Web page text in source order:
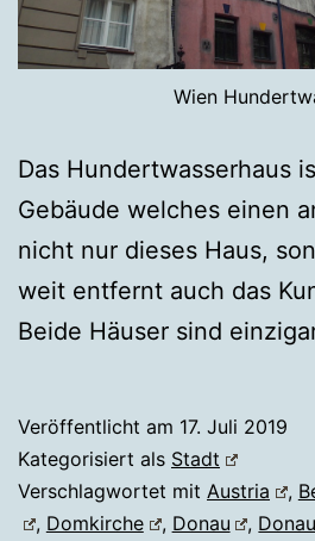
Wien
Das Hundertwasserhaus
Gebäude welches einen
nicht nur dieses Haus,
weit entfernt auch das
Beide Häuser sind
Veröffentlicht am 17. Juli 2019
Kategorisiert als Stadt
Verschlagwortet mit Austria ,
, Domkirche , Donau ,